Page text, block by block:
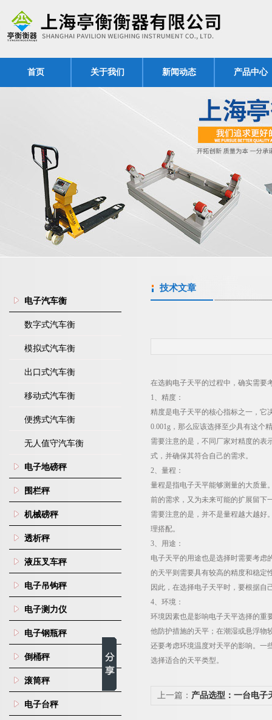
首页 关于我们 新闻动态 产品中心
电子汽车衡
数字式汽车衡
模拟式汽车衡
出口式汽车衡
移动式汽车衡
便携式汽车衡
无人值守汽车衡
电子地磅秤
围栏秤
机械磅秤
透析秤
液压叉车秤
电子吊钩秤
电子测力仪
电子钢瓶秤
倒桶秤
滚筒秤
电子台秤
技术文章
在选购电子天平的过程中，确实需要
1、精度：
精度是电子天平的核心指标之一，它
0.001g ，那么应该选择至少具有这个
需要注意的是，不同厂家对精度的表
式，并确保其符合自己的需求。
2、量程：
量程是指电子天平能够测量的大质量
前的需求，又为未来可能的扩展留下
需要注意的是，并不是量程越大越好
理搭配。
3、用途：
电子天平的用途也是选择时需要考虑
的天平则需要具有较高的精度和稳定
因此，在选择电子天平时，要根据自
4、环境：
环境因素也是影响电子天平选择的重
他防护措施的天平；在潮湿或悬浮物
还要考虑环境温度对天平的影响。一
选择适合的天平类型。
上一篇： 产品选型：一台电子